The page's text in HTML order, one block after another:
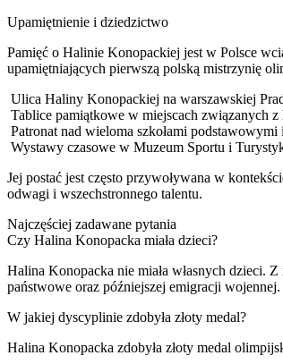
Upamiętnienie i dziedzictwo
Pamięć o Halinie Konopackiej jest w Polsce
upamiętniających pierwszą polską mistrzynię
Ulica Haliny Konopackiej na warszawskiej
Tablice pamiątkowe w miejscach związanych
Patronat nad wieloma szkołami
Wystawy czasowe w Muzeum Sportu i
Jej postać jest często przywoływana w
odwagi i wszechstronnego talentu.
Najczęściej zadawane pytania
Czy Halina Konopacka miała dzieci?
Halina Konopacka nie miała własnych dzieci.
państwowe oraz późniejszej emigracji wojennej.
W jakiej dyscyplinie zdobyła złoty medal?
Halina Konopacka zdobyła złoty medal